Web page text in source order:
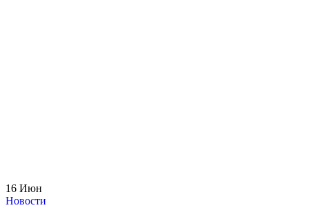
16 Июн
Новости